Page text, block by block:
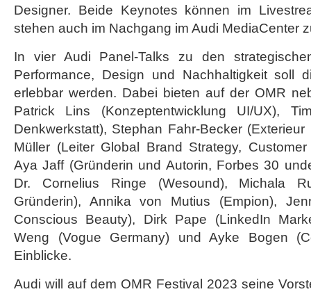
Designer. Beide Keynotes können im
stehen auch im Nachgang im Audi MediaCenter
In vier Audi Panel-Talks zu den
Performance, Design und Nachhaltigkeit soll
erlebbar werden. Dabei bieten auf der OMR
Patrick Lins (Konzeptentwicklung UI/UX),
Denkwerkstatt), Stephan Fahr-Becker
Müller (Leiter Global Brand Strategy,
Aya Jaff (Gründerin und Autorin, Forbes 30
Dr. Cornelius Ringe (Wesound), Michala
Gründerin), Annika von Mutius (Empion),
Conscious Beauty), Dirk Pape (LinkedIn
Weng (Vogue Germany) und Ayke Bogen
Einblicke.
Audi will auf dem OMR Festival 2023 seine